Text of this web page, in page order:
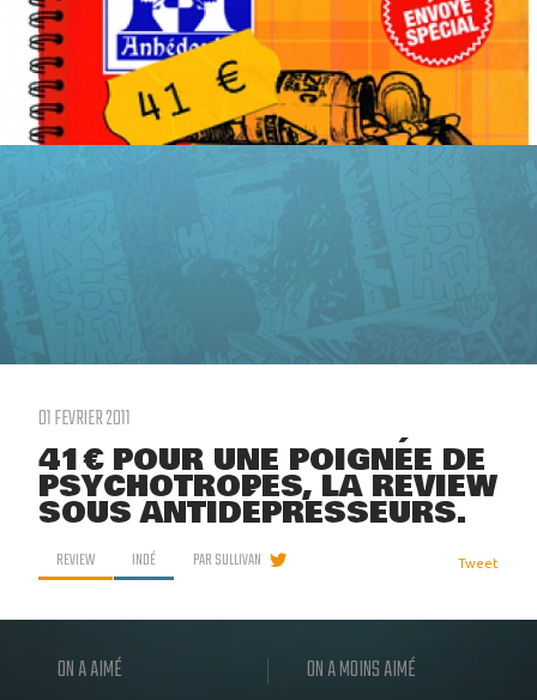
01 FEVRIER 2011
41€ POUR UNE POIGNÉE DE
PSYCHOTROPES, LA REVIEW
SOUS ANTIDÉPRESSEURS.
REVIEW INDÉ PARSULLIVAN Tweet
ON A AIMÉ
ON A MOINS AIMÉ